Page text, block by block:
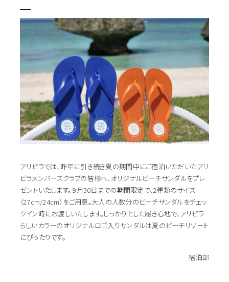
アリビラでは、昨年に引き続き夏の期間中にご宿泊いただいたアリ
ビラメンバーズクラブの皆様へ、オリジナルビーチサンダルをプレ
ゼントいたします。 9月30日までの期間限定で、2種類のサイズ
（27cm/24cm）をご用意。大人の人数分のビーチサンダルをチェッ
クイン時にお渡しいたします。しっかりとした履き心地で、アリビラ
らしいカラーのオリジナルロゴ入りサンダルは夏のビーチリゾート
にぴったりです。
宿泊部